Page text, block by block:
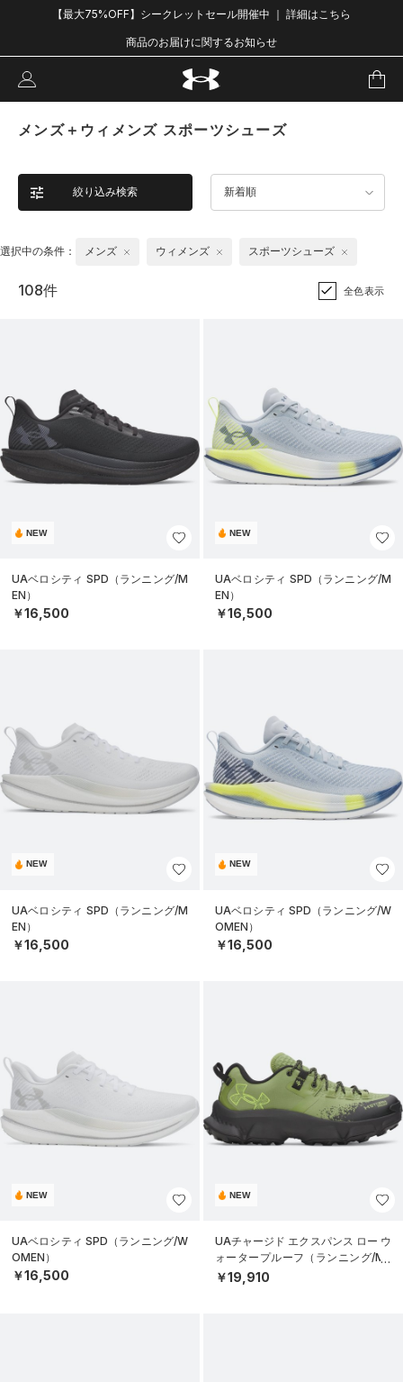
【最大75%OFF】シークレットセール開催中 ｜ 詳細はこちら
商品のお届けに関するお知らせ
メンズ＋ウィメンズ スポーツシューズ
絞り込み検索 新着順
選択中の条件： メンズ ウィメンズ スポーツシューズ
108件 全色表示
NEW
UAベロシティ SPD（ランニング/M
EN）
￥16,500
NEW
UAベロシティ SPD（ランニング/M
EN）
￥16,500
NEW
UAベロシティ SPD（ランニング/M
EN）
￥16,500
NEW
UAベロシティ SPD（ランニング/W
OMEN）
￥16,500
NEW
UAベロシティ SPD（ランニング/W
OMEN）
￥16,500
NEW
UAチャージド エクスパンス ロー ウ
ォータープルーフ（ランニング/ME
N）
￥19,910